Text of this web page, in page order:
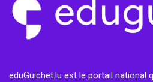
eduGuichet.lu est le portail national